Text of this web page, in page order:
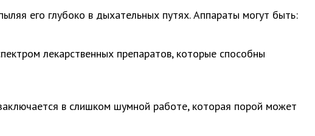
его глубоко в дыхательных путях. Аппараты могут быть:
лекарственных препаратов, которые способны
в слишком шумной работе, которая порой может